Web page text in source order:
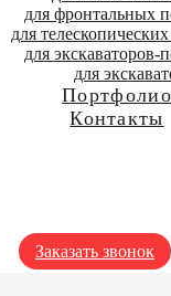
для фронтальных
для
для экскаваторов-
для
Портфолио
Контакты
Заказать звонок